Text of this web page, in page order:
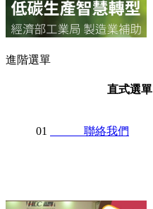
進階選單
直式選單
01 聯絡我們